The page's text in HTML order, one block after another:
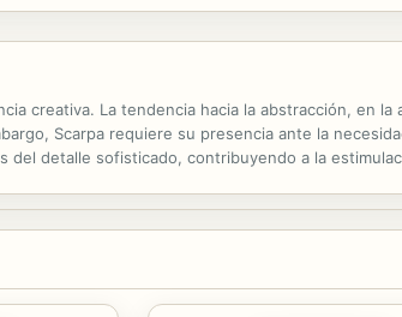
creativa. La tendencia hacia la abstracción, en
Scarpa requiere su presencia ante la
detalle sofisticado, contribuyendo a la